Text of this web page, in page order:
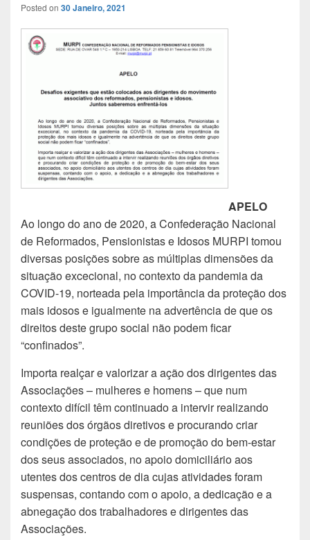
Posted on 30 Janeiro, 2021
APELO
Ao longo do ano de 2020, a Confederação Nacional
de Reformados, Pensionistas e Idosos MURPI tomou
diversas posições sobre as múltiplas dimensões da
situação excecional, no contexto da pandemia da
COVID-19, norteada pela importância da proteção dos
mais idosos e igualmente na advertência de que os
direitos deste grupo social não podem ficar
“confinados”.
Importa realçar e valorizar a ação dos dirigentes das
Associações – mulheres e homens – que num
contexto difícil têm continuado a intervir realizando
reuniões dos órgãos diretivos e procurando criar
condições de proteção e de promoção do bem-estar
dos seus associados, no apoio domiciliário aos
utentes dos centros de dia cujas atividades foram
suspensas, contando com o apoio, a dedicação e a
abnegação dos trabalhadores e dirigentes das
Associações.